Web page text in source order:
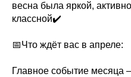
весна была яркой,
классной✔️
📅Что ждёт вас в апреле:
Главное событие месяца